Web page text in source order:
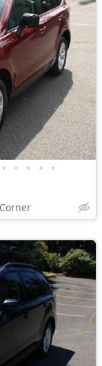
• • • • •